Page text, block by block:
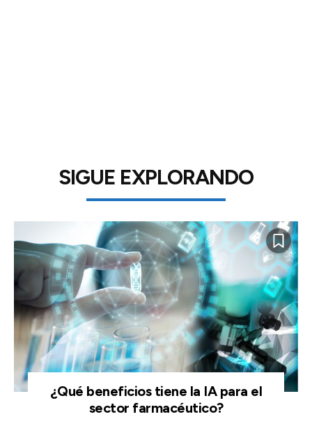
SIGUE EXPLORANDO
¿Qué beneficios tiene la IA para el
sector farmacéutico?